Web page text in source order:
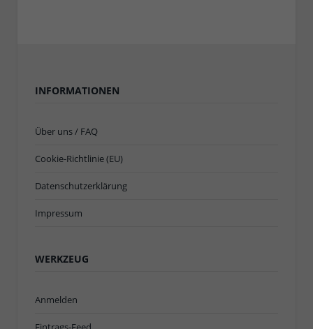
INFORMATIONEN
Über uns / FAQ
Cookie-Richtlinie (EU)
Datenschutzerklärung
Impressum
WERKZEUG
Anmelden